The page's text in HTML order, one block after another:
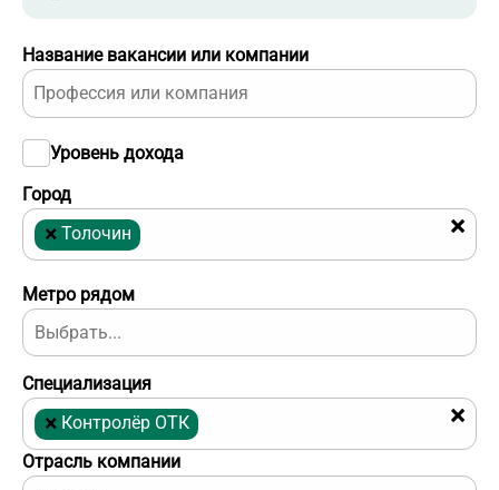
Отрасль компании
Название вакансии или компании
Город
×
× Толочин
Уровень дохода
Метро рядом
Специализация
×
× Контролёр ОТК